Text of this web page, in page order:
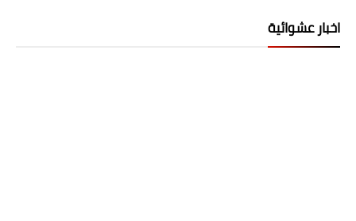
اخبار عشوائية